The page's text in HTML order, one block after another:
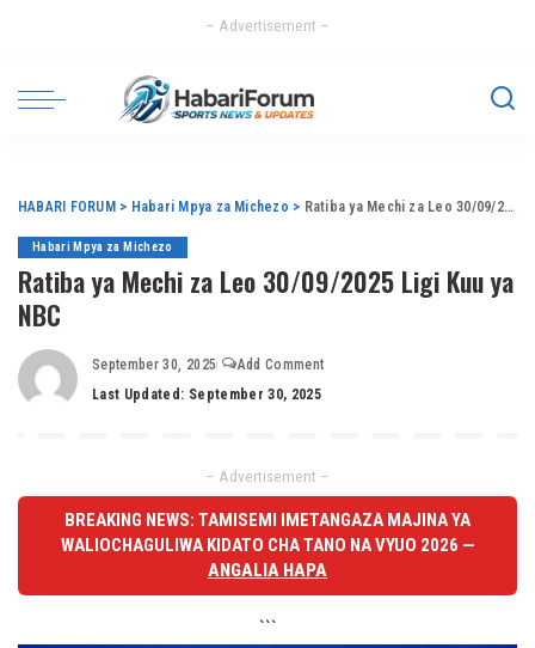
– Advertisement –
HABARI FORUM > Habari Mpya za Michezo > Ratiba ya Mechi za Leo 30/09/2025 Ligi Kuu ya NBC
Habari Mpya za Michezo
Ratiba ya Mechi za Leo 30/09/2025 Ligi Kuu ya
NBC
September 30, 2025
Add Comment
Last Updated: September 30, 2025
– Advertisement –
BREAKING NEWS: TAMISEMI IMETANGAZA MAJINA YA
WALIOCHAGULIWA KIDATO CHA TANO NA VYUO 2026 —
ANGALIA HAPA
```